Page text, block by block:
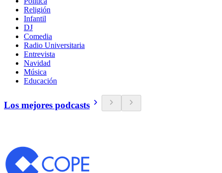
Religión
Infantil
DJ
Comedia
Radio Universitaria
Entrevista
Navidad
Música
Educación
Los mejores podcasts